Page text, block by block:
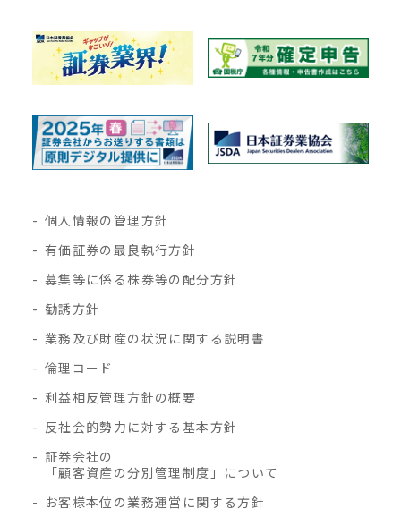
個人情報の管理方針
有価証券の最良執行方針
募集等に係る株券等の配分方針
勧誘方針
業務及び財産の状況に関する説明書
倫理コード
利益相反管理方針の概要
反社会的勢力に対する基本方針
証券会社の
「顧客資産の分別管理制度」について
お客様本位の業務運営に関する方針